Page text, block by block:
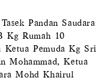
Pandan Saudara
Kg Rumah 10
Ketua Pemuda Kg Sri
Mohammad, Ketua
Mohd Khairul